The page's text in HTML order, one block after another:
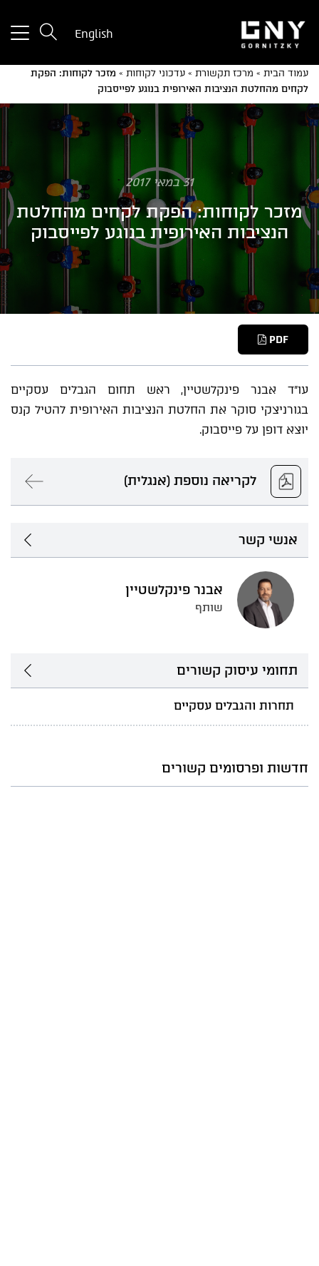
English
עמוד הבית » מרכז תקשורת » עדכוני לקוחות » מזכר לקוחות: הפקת
לקחים מהחלטת הנציבות האירופית בנוגע לפייסבוק
31 במאי 2017
מזכר לקוחות: הפקת לקחים מהחלטת
הנציבות האירופית בנוגע לפייסבוק
PDF
עו"ד אבנר פינקלשטיין, ראש תחום הגבלים עסקיים
בגורניצקי סוקר את החלטת הנציבות האירופית להטיל קנס
יוצא דופן על פייסבוק.
לקריאה נוספת (אנגלית)
אנשי קשר
אבנר פינקלשטיין
שותף
תחומי עיסוק קשורים
תחרות והגבלים עסקיים
חדשות ופרסומים קשורים